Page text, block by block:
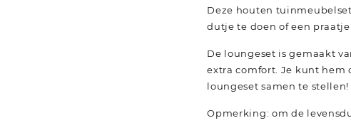
Deze houten
dutje te doen of een
De loungeset is gemaakt
extra comfort. Je kunt
loungeset samen te stellen!
Opmerking: om de